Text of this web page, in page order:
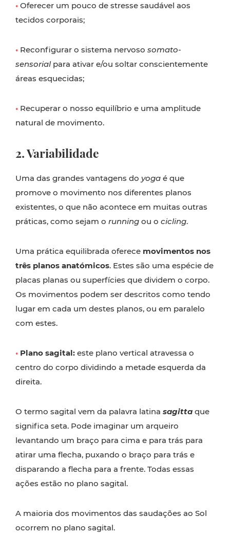
• Oferecer um pouco de stresse saudável aos
tecidos corporais;
• Reconfigurar o sistema nervoso somato-
sensorialpara ativar e/ou soltar conscientemente
áreas esquecidas;
• Recuperar o nosso equilíbrio e uma amplitude
natural de movimento.
2. Variabilidade
Uma das grandes vantagens do yoga é que
promove o movimento nos diferentes planos
existentes, o que não acontece em muitas outras
práticas, como sejam o running ou o cicling.
Uma prática equilibrada oferece movimentos nos
três planos anatómicos. Estes são uma espécie de
placas planas ou superfícies que dividem o corpo.
Os movimentos podem ser descritos como tendo
lugar em cada um destes planos, ou em paralelo
com estes.
• Plano sagital: este plano vertical atravessa o
centro do corpo dividindo a metade esquerda da
direita.
O termo sagital vem da palavra latina sagitta que
significa seta. Pode imaginar um arqueiro
levantando um braço para cima e para trás para
atirar uma flecha, puxando o braço para trás e
disparando a flecha para a frente. Todas essas
ações estão no plano sagital.
A maioria dos movimentos das saudações ao Sol
ocorrem no plano sagital.